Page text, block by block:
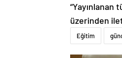
üzerinden
Eğitim